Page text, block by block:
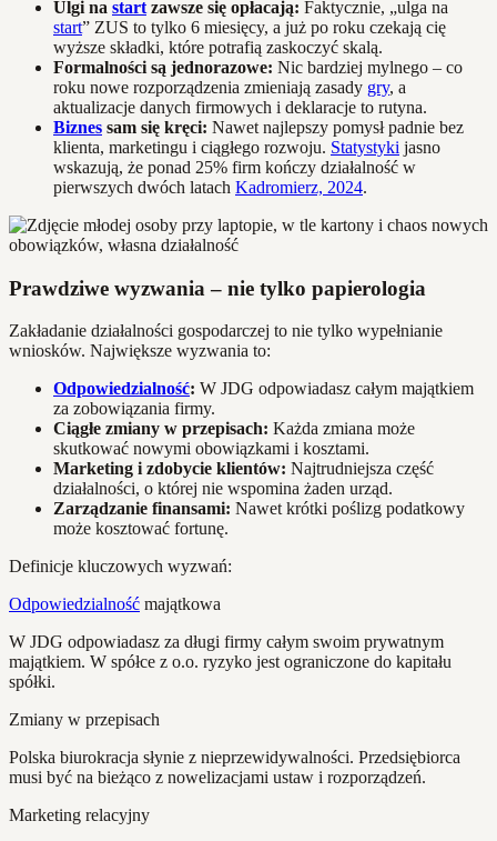
Ulgi na start zawsze się opłacają: Faktycznie, „ulga na
start” ZUS to tylko 6 miesięcy, a już po roku czekają cię
wyższe składki, które potrafią zaskoczyć skalą.
Formalności są jednorazowe: Nic bardziej mylnego – co
roku nowe rozporządzenia zmieniają zasady gry, a
aktualizacje danych firmowych i deklaracje to rutyna.
Biznes sam się kręci: Nawet najlepszy pomysł padnie bez
klienta, marketingu i ciągłego rozwoju. Statystyki jasno
wskazują, że ponad 25% firm kończy działalność w
pierwszych dwóch latach Kadromierz, 2024.
Prawdziwe wyzwania – nie tylko papierologia
Zakładanie działalności gospodarczej to nie tylko wypełnianie
wniosków. Największe wyzwania to:
Odpowiedzialność: W JDG odpowiadasz całym majątkiem
za zobowiązania firmy.
Ciągłe zmiany w przepisach: Każda zmiana może
skutkować nowymi obowiązkami i kosztami.
Marketing i zdobycie klientów: Najtrudniejsza część
działalności, o której nie wspomina żaden urząd.
Zarządzanie finansami: Nawet krótki poślizg podatkowy
może kosztować fortunę.
Definicje kluczowych wyzwań:
Odpowiedzialność majątkowa
W JDG odpowiadasz za długi firmy całym swoim prywatnym
majątkiem. W spółce z o.o. ryzyko jest ograniczone do kapitału
spółki.
Zmiany w przepisach
Polska biurokracja słynie z nieprzewidywalności. Przedsiębiorca
musi być na bieżąco z nowelizacjami ustaw i rozporządzeń.
Marketing relacyjny